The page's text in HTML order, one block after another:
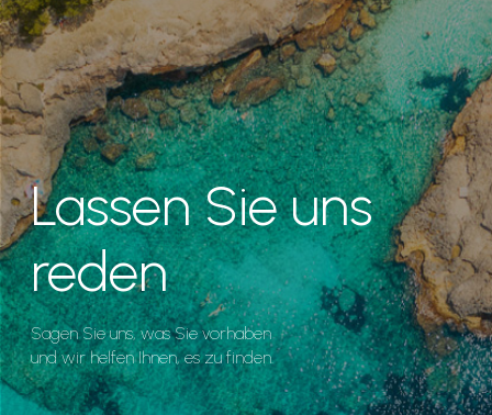
Lassen Sie uns
reden
Sagen Sie uns, was Sie vorhaben
und wir helfen Ihnen, es zu finden.